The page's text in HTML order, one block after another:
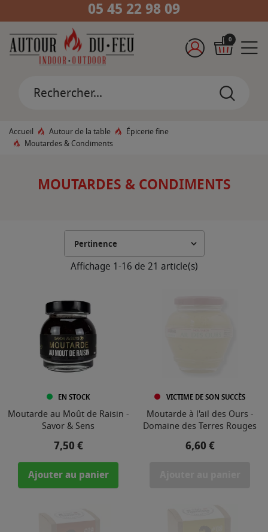
05 45 22 98 09
0
Accueil Autour de la table
Épicerie fine
Moutardes & Condiments
MOUTARDES & CONDIMENTS
Affichage 1-16 de 21 article(s)
EN STOCK
Moutarde au Moût de Raisin -
Savor & Sens
Prix
7,50 €
Ajouter au panier
VICTIME DE SON SUCCÈS
Moutarde à l'ail des Ours -
Domaine des Terres Rouges
Prix
6,60 €